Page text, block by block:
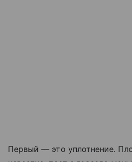
Первый — это уплотнение.